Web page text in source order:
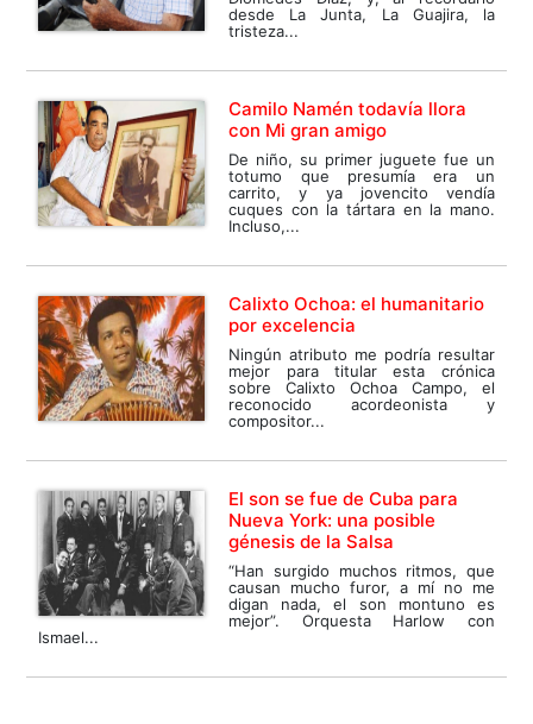
desde La Junta, La Guajira, la
tristeza...
Camilo Namén todavía llora
con Mi gran amigo
De niño, su primer juguete fue un
totumo que presumía era un
carrito, y ya jovencito vendía
cuques con la tártara en la mano.
Incluso,...
Calixto Ochoa: el humanitario
por excelencia
Ningún atributo me podría resultar
mejor para titular esta crónica
sobre Calixto Ochoa Campo, el
reconocido acordeonista y
compositor...
El son se fue de Cuba para
Nueva York: una posible
génesis de la Salsa
“Han surgido muchos ritmos, que
causan mucho furor, a mí no me
digan nada, el son montuno es
mejor”. Orquesta Harlow con
Ismael...